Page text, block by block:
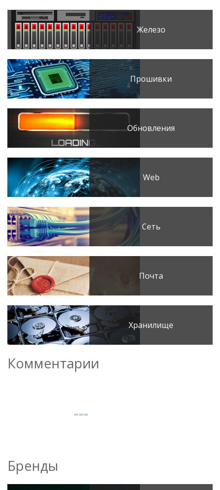
Железо
Прошивки
Обновления
Web
Сеть
Почта
Хранилище
Комментарии
Бренды